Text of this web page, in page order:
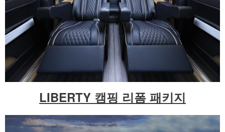
LIBERTY 캠핑 리폼 패키지